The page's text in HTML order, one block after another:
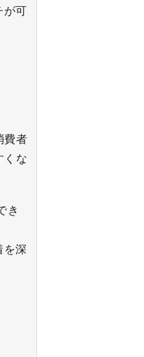
が可
費者
くな
き
を深